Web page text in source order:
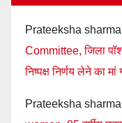
Prateeksha sharma
Committee, जिला
निष्पक्ष निर्णय लेने का
Prateeksha sharma